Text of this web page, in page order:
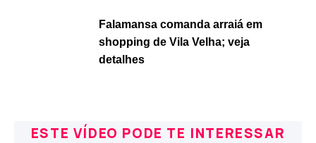
Falamansa comanda arraiá em
shopping de Vila Velha; veja
detalhes
ESTE VÍDEO PODE TE INTERESSAR